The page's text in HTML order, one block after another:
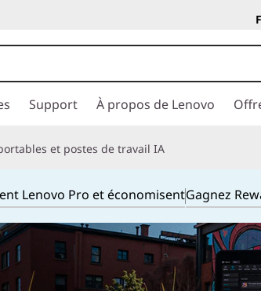
Support À propos de Lenovo
et postes de travail IA
Lenovo Pro et économisentGagnez